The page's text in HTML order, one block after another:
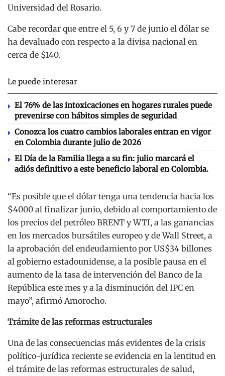
Universidad del Rosario.
Cabe recordar que entre el 5, 6 y 7 de junio el dólar se
ha devaluado con respecto a la divisa nacional en
cerca de $140.
Le puede interesar
El 76% de las intoxicaciones en hogares rurales puede
prevenirse con hábitos simples de seguridad
Conozca los cuatro cambios laborales entran en vigor
en Colombia durante julio de 2026
El Día de la Familia llega a su fin: julio marcará el
adiós definitivo a este beneficio laboral en Colombia.
“Es posible que el dólar tenga una tendencia hacia los
$4000 al finalizar junio, debido al comportamiento de
los precios del petróleo BRENT y WTI, a las ganancias
en los mercados bursátiles europeo y de Wall Street, a
la aprobación del endeudamiento por US$34 billones
al gobierno estadounidense, a la posible pausa en el
aumento de la tasa de intervención del Banco de la
República este mes y a la disminución del IPC en
mayo”, afirmó Amorocho.
Trámite de las reformas estructurales
Una de las consecuencias más evidentes de la crisis
político-jurídica reciente se evidencia en la lentitud en
el trámite de las reformas estructurales de salud,